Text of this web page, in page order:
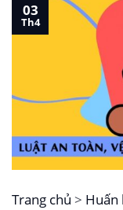
03
Th4
Trang chủ > Huấn